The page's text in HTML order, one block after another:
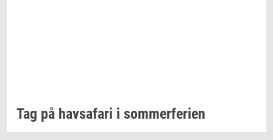
Tag på havs­a­fa­ri i som­mer­fe­ri­en